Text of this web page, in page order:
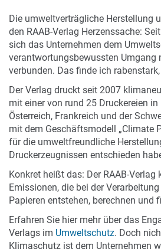
Die umweltverträgliche Herstellung
den RAAB-Verlag Herzenssache:
sich das Unternehmen dem
verantwortungsbewussten Umgang
verbunden. Das finde ich rabenstark,
Der Verlag druckt seit 2007
mit einer von rund 25 Druckereien
Österreich, Frankreich und der
mit dem Geschäftsmodell „Climate
für die umweltfreundliche
Druckerzeugnissen entschieden
Konkret heißt das: Der RAAB-Verlag
Emissionen, die bei der
Papieren entstehen, berechnen und
Erfahren Sie hier mehr über das
Verlags im Umweltschutz. Doch
Klimaschutz ist dem Unternehmen